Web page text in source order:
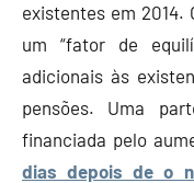
existentes em
um “fator de
adicionais às
pensões. Uma
financiada pelo
dias depois de o